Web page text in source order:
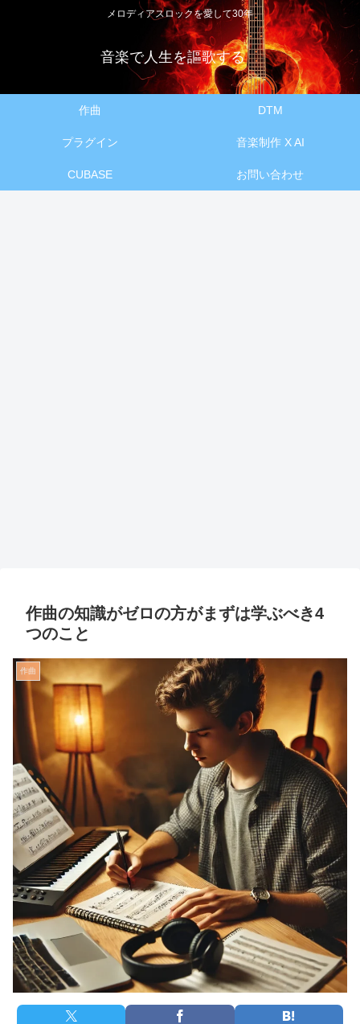
メロディアスロックを愛して30年
音楽で人生を謳歌する
作曲 DTM
プラグイン 音楽制作 X AI
CUBASE お問い合わせ
作曲の知識がゼロの方がまずは学ぶべき4
つのこと
作曲